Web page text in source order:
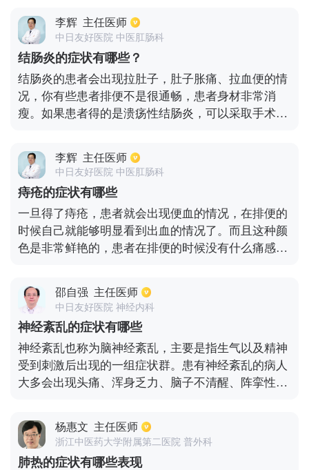
延。2.亚急性湿疹：急性湿疹炎症减轻后，皮损以小
丘疹、结痂和鳞屑为主，皮损为点状糜烂。3.慢性湿
疹：常因急性、亚急性湿疹反复发作而成，皮损炎症
减轻，皮疹增厚，苔藓样变，并伴有色素沉着或者色
素减退斑。
李辉 主任医师
中日友好医院 中医肛肠科
结肠炎的症状有哪些？
结肠炎的患者会出现拉肚子，肚子胀痛、拉血便的情
况，你有些患者排便不是很通畅，患者身材非常消
瘦。如果患者得的是溃疡性结肠炎，可以采取手术的
式，最好先要到医院检查一下，检查结果出来之后，
再听从医生的嘱咐，采取相应的治疗方式。
李辉 主任医师
中日友好医院 中医肛肠科
痔疮的症状有哪些
一旦得了痔疮，患者就会出现便血的情况，在排便的
时候自己就能够明显看到出血的情况了。而且这种颜
色是非常鲜艳的，患者在排便的时候没有什么痛感。
位皮肤瘙痒的情况。
邵自强 主任医师
中日友好医院 神经内科
神经紊乱的症状有哪些
神经紊乱也称为脑神经紊乱，主要是指生气以及精神
受到刺激后出现的一组症状群。患有神经紊乱的病人
大多会出现头痛、浑身乏力、脑子不清醒、阵挛性抽
成较大的不良影响。患有该疾病的病人可以多补充谷
维素和维生素B1，能够起到一定的改善作用。
杨惠文 主任医师
浙江中医药大学附属第二医院 普外科
肺热的症状有哪些表现